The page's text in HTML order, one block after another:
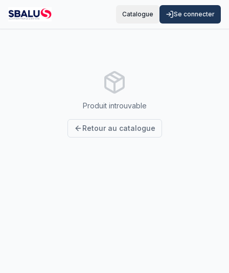
Catalogue Se connecter
Produit introuvable
Retour au catalogue